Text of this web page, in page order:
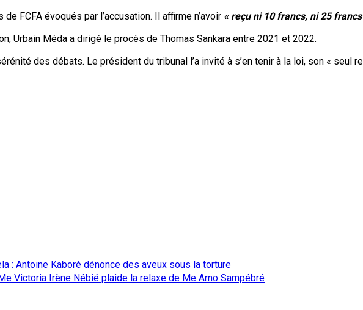
FCFA évoqués par l’accusation. Il affirme n’avoir « reçu ni 10 francs, ni 25
Urbain Méda a dirigé le procès de Thomas Sankara entre 2021 et 2022.
des débats. Le président du tribunal l’a invité à s’en tenir à la loi, son « seul
: Antoine Kaboré dénonce des aveux sous la torture
Victoria Irène Nébié plaide la relaxe de Me Arno Sampébré